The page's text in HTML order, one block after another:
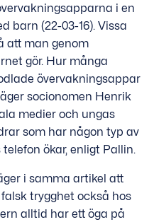
i en
barn (22-03-16). Vissa
att man genom
gör. Hur många
övervakningsappar
socionomen Henrik
medier och ungas
som har någon typ av
ökar, enligt Pallin.
i samma artikel att
trygghet också hos
alltid har ett öga på